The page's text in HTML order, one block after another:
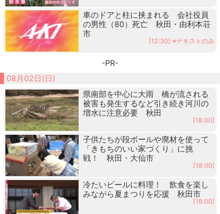
車のドアと柱に挟まれる 会社役員
の男性（80）死亡 秋田・由利本荘
市
[12:30] ※テキストのみ
-PR-
08月02日(日)
県南部を中心に大雨 橋が流される
被害も発生するなど引き続き河川の
増水に注意必要 秋田
[18:00]
子供たちが段ボールや廃材を使って
「きもちのいい家づくり」に挑
戦！ 秋田・大仙市
[18:00]
冷たいビールに料理！ 飲食を楽し
みながら夏まつりを応援 秋田市
[18:00]